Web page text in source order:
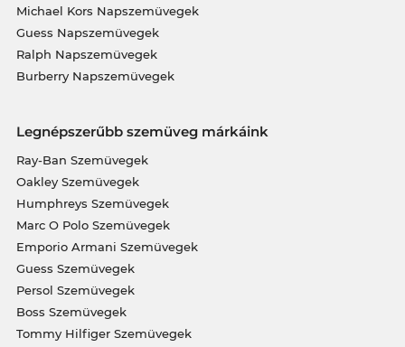
Michael Kors Napszemüvegek
Guess Napszemüvegek
Ralph Napszemüvegek
Burberry Napszemüvegek
Legnépszerűbb szemüveg márkáink
Ray-Ban Szemüvegek
Oakley Szemüvegek
Humphreys Szemüvegek
Marc O Polo Szemüvegek
Emporio Armani Szemüvegek
Guess Szemüvegek
Persol Szemüvegek
Boss Szemüvegek
Tommy Hilfiger Szemüvegek